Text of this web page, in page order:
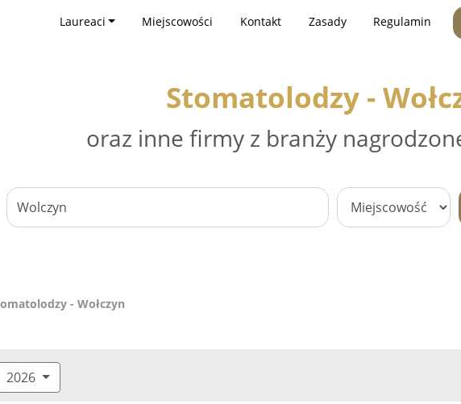
Laureaci Miejscowości Kontakt Zasady Regulamin
Stomatolodzy -
oraz inne firmy z branży
- Wołczyn
2026